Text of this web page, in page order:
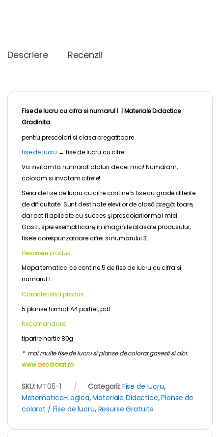
Descriere Recenzii
Fise de lucru cu cifra si numarul 1 | Materiale Didactice
Gradinita
pentru prescolari si clasa pregatitoare
fise de lucru ↔ fise de lucru cu cifre
Va invitam la numarat alaturi de cei mici! Numaram,
coloram si invatam cifrele!
Seria de fise de lucru cu cifre contine 5 fise cu grade diferite
de dificultate. Sunt destinate elevilor de clasă pregătitoare,
dar pot fi aplicate cu succes şi prescolarilor mai mici.
Gasiti, spre exemplificare, in imaginile atasate produsului,
fisele corespunzatoare cifrei si numarului 3.
Descriere produs:
Mapa tematica ce contine 5 de fise de lucru cu cifra si
numarul 1.
Caracteristici produs:
5 planse format A4 portret, pdf
Recomandare:
tiparire hartie 80g
* mai multe fise de lucru si planse de colorat gasesti si aici:
www.decolorat.ro
SKU:MT05-1 Categorii: Fise de lucru,
Matematica-Logica,Materiale Didactice,Planse de
colorat / Fise de lucru, Resurse Gratuite